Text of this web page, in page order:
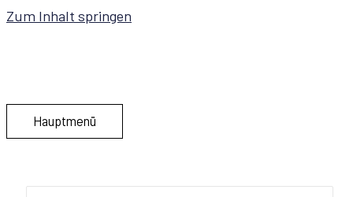
Zum Inhalt springen
Hauptmenü